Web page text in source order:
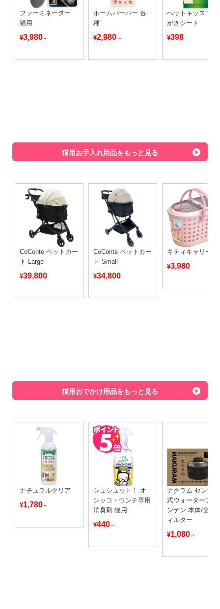
ファーミネーター
猫用
¥3,980～
ホームバーバー 各
種
¥2,980～
ペットキッス 歯み
がきシート
¥398
猫用お手入れ用品をもっと見る
CoConte ペットカー
ト Large
¥39,800
CoConte ペットカー
ト Small
¥34,800
キティキャリー
¥3,980
猫用おでかけ用品をもっと見る
ナチュラルクリア
¥1,780～
シュシュット！ オ
シッコ・ウンチ専用
消臭剤 猫用
¥440～
ナクラム センサー
式ウォーターファ
ンテン 本体/交換
ィルター
¥1,080～